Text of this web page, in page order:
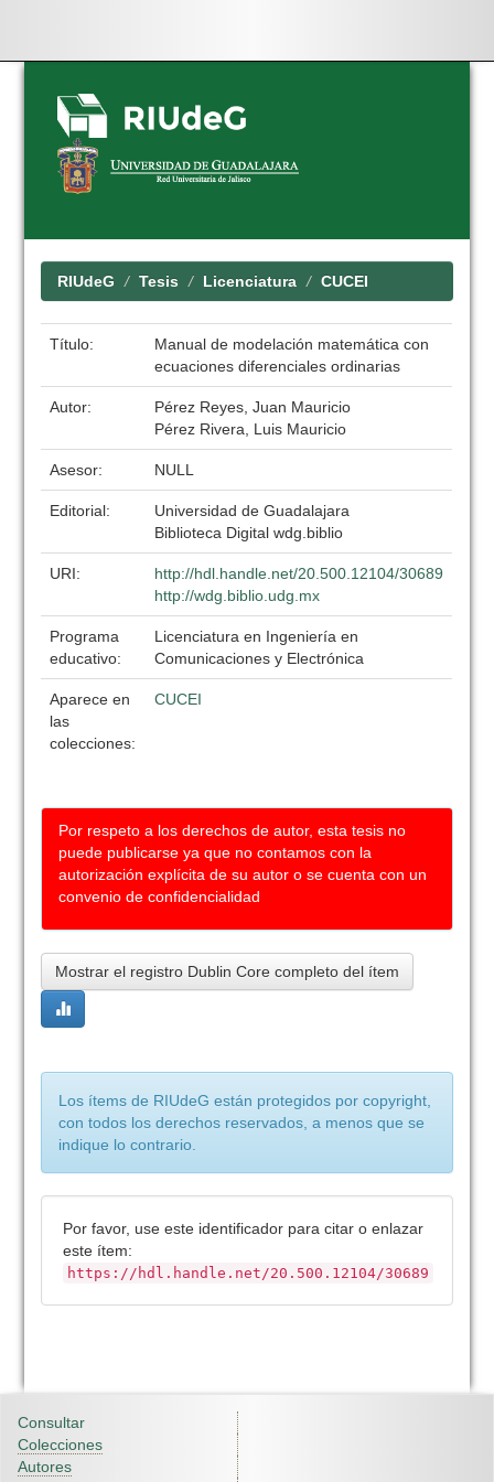
Skip
navigation
RIUdeG Tesis Licenciatura CUCEI
Título:
Manual de modelación matemática con
ecuaciones diferenciales ordinarias
Autor:
Pérez Reyes, Juan Mauricio
Pérez Rivera, Luis Mauricio
Asesor: NULL
Editorial:
Universidad de Guadalajara
Biblioteca Digital wdg.biblio
URI:
http://hdl.handle.net/20.500.12104/30689
http://wdg.biblio.udg.mx
Programa
educativo:
Licenciatura en Ingeniería en
Comunicaciones y Electrónica
Aparece en
las
colecciones:
CUCEI
Por respeto a los derechos de autor, esta tesis no
puede publicarse ya que no contamos con la
autorización explícita de su autor o se cuenta con un
convenio de confidencialidad
Mostrar el registro Dublin Core completo del ítem
Los ítems de RIUdeG están protegidos por copyright,
con todos los derechos reservados, a menos que se
indique lo contrario.
Por favor, use este identificador para citar o enlazar
este ítem:
https://hdl.handle.net/20.500.12104/30689
Consultar
Colecciones
Autores